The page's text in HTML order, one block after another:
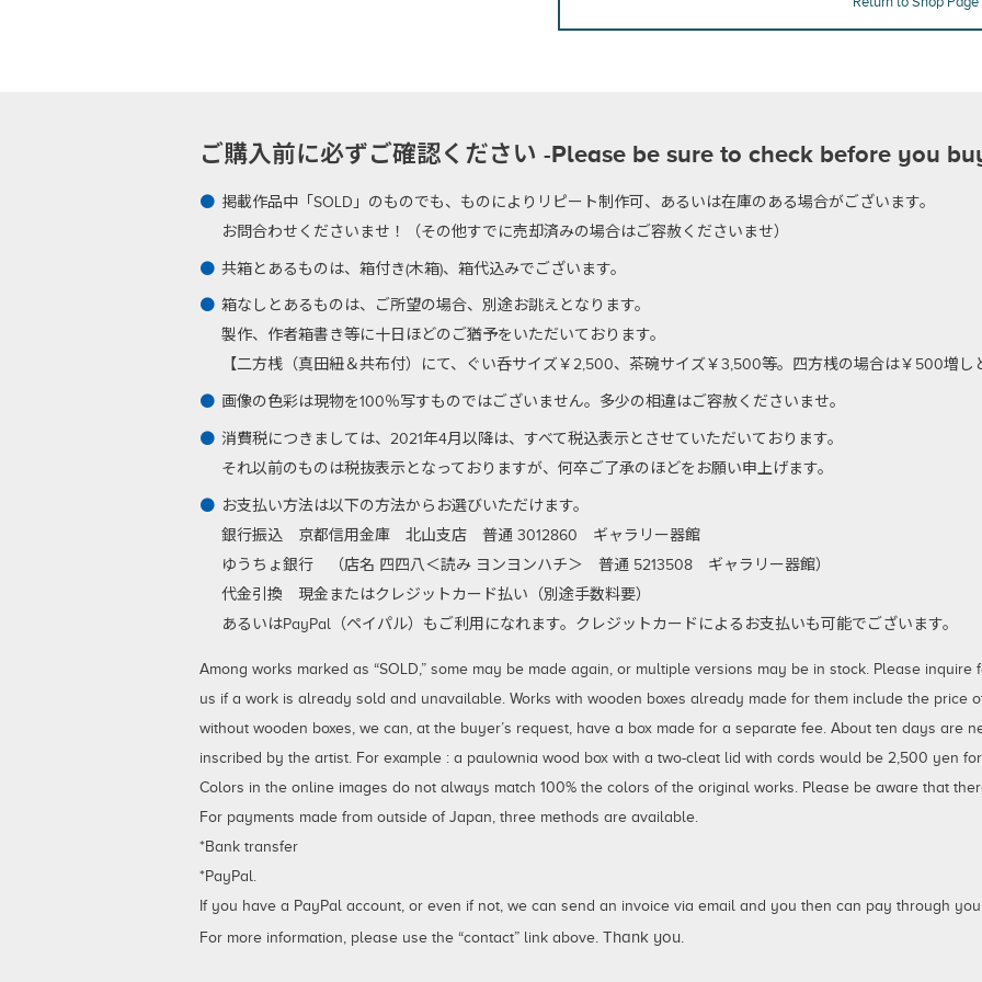
ご購入前に必ずご確認ください -Please be sure to check before you
掲載作品中「SOLD」のものでも、ものによりリピート制作可、あるいは在庫のある場合がございます。
お問合わせくださいませ！（その他すでに売却済みの場合はご容赦くださいませ）
共箱とあるものは、箱付き(木箱)、箱代込みでございます。
箱なしとあるものは、ご所望の場合、別途お誂えとなります。
製作、作者箱書き等に十日ほどのご猶予をいただいております。
【二方桟（真田紐＆共布付）にて、ぐい呑サイズ￥2,500、茶碗サイズ￥3,500等。四方桟の場合は￥500増し
画像の色彩は現物を100％写すものではございません。多少の相違はご容赦くださいませ。
消費税につきましては、2021年4月以降は、すべて税込表示とさせていただいております。
それ以前のものは税抜表示となっておりますが、何卒ご了承のほどをお願い申上げます。
お支払い方法は以下の方法からお選びいただけます。
銀行振込 京都信用金庫 北山支店 普通 3012860 ギャラリー器館
ゆうちょ銀行 （店名 四四八＜読み ヨンヨンハチ＞ 普通 5213508 ギャラリー器館）
代金引換 現金またはクレジットカード払い（別途手数料要）
あるいはPayPal（ペイパル）もご利用になれます。クレジットカードによるお支払いも可能でございます。
Among works marked as “SOLD,” some may be made again, or multiple versions may be in stock. Please
us if a work is already sold and unavailable. Works with wooden boxes already made for them include the price
without wooden boxes, we can, at the buyer’s request, have a box made for a separate fee. About ten days are
inscribed by the artist. For example : a paulownia wood box with a two-cleat lid with cords would be 2,500 yen
Colors in the online images do not always match 100% the colors of the original works. Please be aware that
For payments made from outside of Japan, three methods are available.
*Bank transfer
*PayPal.
If you have a PayPal account, or even if not, we can send an invoice via email and you then can pay through
For more information, please use the “contact” link above . Thank you.